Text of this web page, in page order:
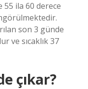
55 ila 60 derece
son 3 günde
ve sıcaklık 37
çıkar?